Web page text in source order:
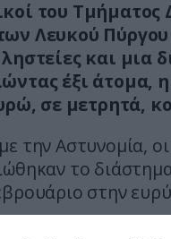
του Τμήματος
Λευκού
και μια
έξι άτομα,
σε μετρητά,
την Αστυνομία,
το
στην